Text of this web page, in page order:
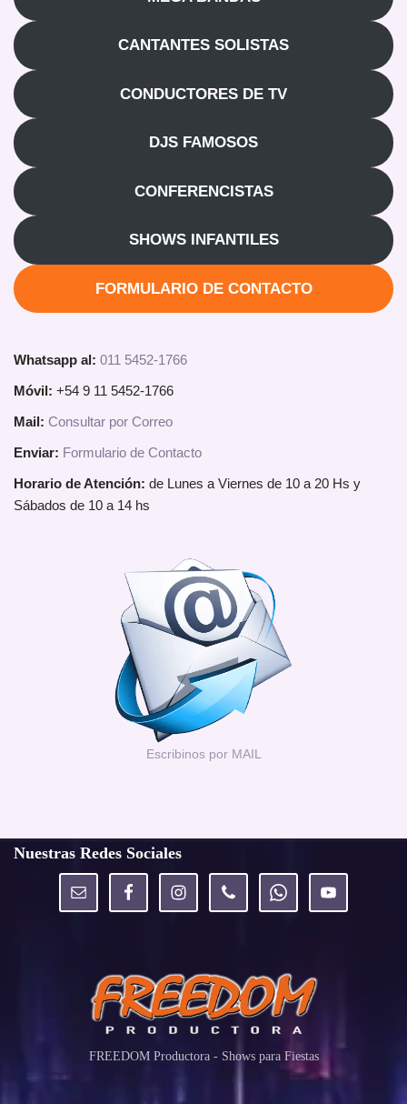
CANTANTES SOLISTAS
CONDUCTORES DE TV
DJS FAMOSOS
CONFERENCISTAS
SHOWS INFANTILES
FORMULARIO DE CONTACTO
Whatsapp al: 011 5452-1766
Móvil: +54 9 11 5452-1766
Mail: Consultar por Correo
Enviar: Formulario de Contacto
Horario de Atención: de Lunes a Viernes de 10 a 20 Hs y
Sábados de 10 a 14 hs
Escribinos por MAIL
Nuestras Redes Sociales
FREEDOM Productora - Shows para Fiestas